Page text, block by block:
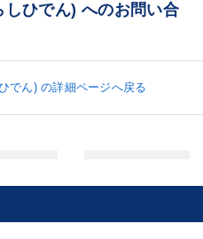
しひでん) へのお問い合
でん) の詳細ページへ戻る